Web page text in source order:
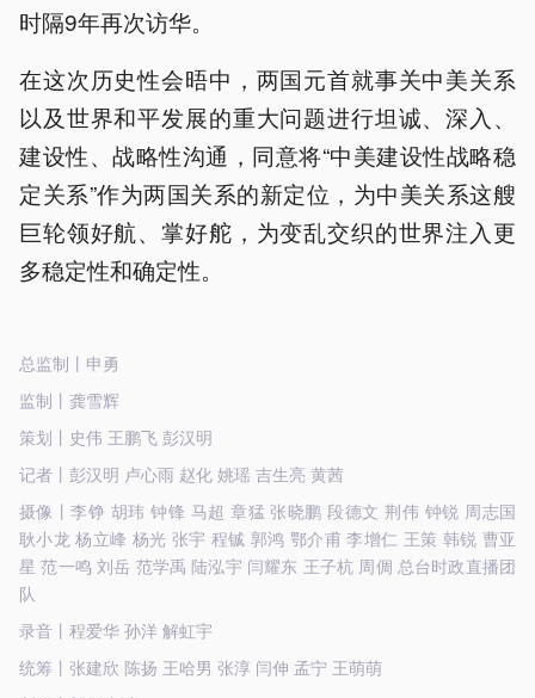
时隔9年再次访华。
在这次历史性会晤中，两国元首就事关中美关系
以及世界和平发展的重大问题进行坦诚、深入、
建设性、战略性沟通，同意将“中美建设性战略稳
定关系”作为两国关系的新定位，为中美关系这艘
巨轮领好航、掌好舵，为变乱交织的世界注入更
多稳定性和确定性。
总监制丨申勇
监制丨龚雪辉
策划丨史伟 王鹏飞 彭汉明
记者丨彭汉明 卢心雨 赵化 姚瑶 吉生亮 黄茜
摄像丨李铮 胡玮 钟锋 马超 章猛 张晓鹏 段德文 荆伟 钟锐 周志国
耿小龙 杨立峰 杨光 张宇 程铖 郭鸿 鄂介甫 李增仁 王策 韩锐 曹亚
星 范一鸣 刘岳 范学禹 陆泓宇 闫耀东 王子杭 周倜 总台时政直播团
队
录音丨程爱华 孙洋 解虹宇
统筹丨张建欣 陈扬 王哈男 张淳 闫伸 孟宁 王萌萌